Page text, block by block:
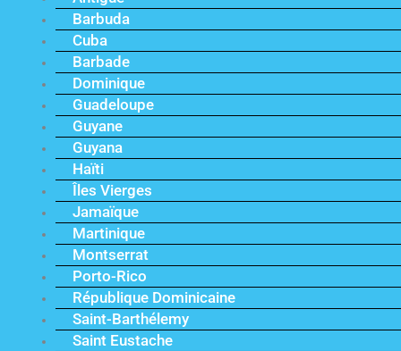
Barbuda
Cuba
Barbade
Dominique
Guadeloupe
Guyane
Guyana
Haïti
Îles Vierges
Jamaïque
Martinique
Montserrat
Porto-Rico
République Dominicaine
Saint-Barthélemy
Saint Eustache